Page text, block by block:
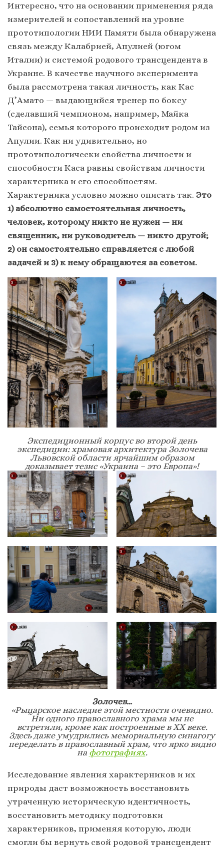
Интересно, что на основании применения ряда
измерителей и сопоставлений на уровне
прототипологии НИИ Памяти была обнаружена
связь между Калабрией, Апулией (югом
Италии) и системой родового трансцендента в
Украине. В качестве научного эксперимента
была рассмотрена такая личность, как Кас
Д’Амато — выдающийся тренер по боксу
(сделавший чемпионом, например, Майка
Тайсона), семья которого происходит родом из
Апулии. Как ни удивительно, но
прототипологически свойства личности и
способности Каса равны свойствам личности
характерника и его способностям.
Характерника условно можно описать так. Это
1) абсолютно самостоятельная личность,
человек, которому никто не нужен — ни
священник, ни руководитель — никто другой;
2) он самостоятельно справляется с любой
задачей и 3) к нему обращаются за советом.
Экспедиционный корпус во второй день
экспедиции: храмовая архитектура Золочева
Львовской области ярчайшим образом
доказывает тезис «Украина – это Европа»!
Золочев…
«Рыцарское наследие этой местности очевидно.
Ни одного православного храма мы не
встретили, кроме как построенные в XX веке.
Здесь даже умудрились мемориальную синагогу
переделать в православный храм, что ярко видно
на фотографиях.
Исследование явления характерников и их
природы даст возможность восстановить
утраченную историческую идентичность,
восстановить методику подготовки
характерников, применяя которую, люди
смогли бы вернуть свой родовой трансцендент